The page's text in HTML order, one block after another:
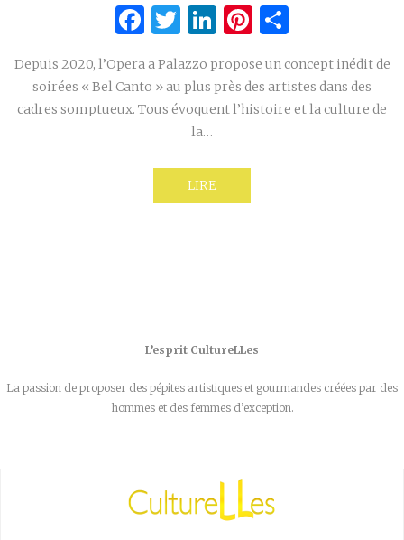
Facebook
Twitter
LinkedIn
Pinterest
Depuis 2020, l’Opera a Palazzo propose un concept inédit de
soirées « Bel Canto » au plus près des artistes dans des
cadres somptueux. Tous évoquent l’histoire et la culture de
la…
LIRE
L’esprit CultureLLes
La passion de proposer des pépites artistiques et gourmandes créées par des
hommes et des femmes d’exception.